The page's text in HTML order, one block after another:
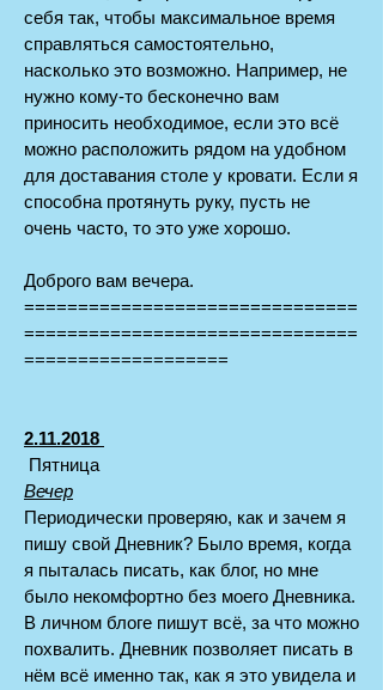
себя так, чтобы максимальное время
справляться самостоятельно,
насколько это возможно. Например, не
нужно кому-то бесконечно вам
приносить необходимое, если это всё
можно расположить рядом на удобном
для доставания столе у кровати. Если я
способна протянуть руку, пусть не
очень часто, то это уже хорошо.
Доброго вам вечера.
===============================
===============================
===================
2.11.2018
Пятница
Вечер
Периодически проверяю, как и зачем я
пишу свой Дневник? Было время, когда
я пыталась писать, как блог, но мне
было некомфортно без моего Дневника.
В личном блоге пишут всё, за что можно
похвалить. Дневник позволяет писать в
нём всё именно так, как я это увидела и